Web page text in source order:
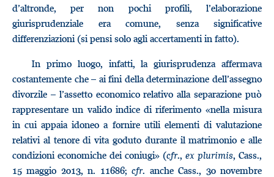
d’altronde, per non pochi profili, l’elaborazione
giurisprudenziale era comune, senza significative
differenziazioni (si pensi solo agli accertamenti in fatto).
In primo luogo, infatti, la giurisprudenza affermava
costantemente che – ai fini della determinazione dell’assegno
divorzile – l’assetto economico relativo alla separazione può
rappresentare un valido indice di riferimento «nella misura
in cui appaia idoneo a fornire utili elementi di valutazione
relativi al tenore di vita goduto durante il matrimonio e alle
condizioni economiche dei coniugi» (cfr., ex plurimis, Cass.,
15 maggio 2013, n. 11686;cfr. anche Cass., 30 novembre